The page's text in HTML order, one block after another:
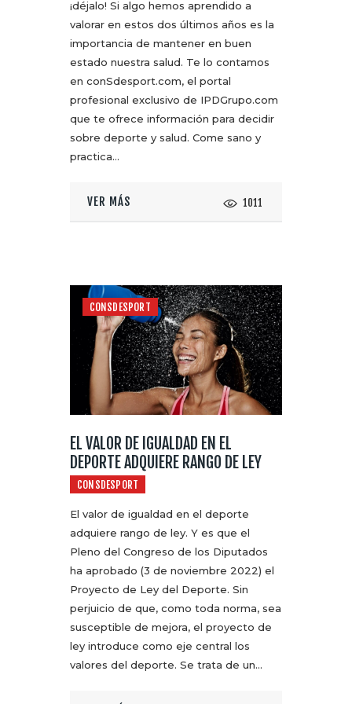
¡déjalo! Si algo hemos aprendido a
valorar en estos dos últimos años es la
importancia de mantener en buen
estado nuestra salud. Te lo contamos
en conSdesport.com, el portal
profesional exclusivo de IPDGrupo.com
que te ofrece información para decidir
sobre deporte y salud. Come sano y
practica…
VER MÁS 1011
CONSDESPORT
EL VALOR DE IGUALDAD EN EL
DEPORTE ADQUIERE RANGO DE LEY
CONSDESPORT
El valor de igualdad en el deporte
adquiere rango de ley. Y es que el
Pleno del Congreso de los Diputados
ha aprobado (3 de noviembre 2022) el
Proyecto de Ley del Deporte. Sin
perjuicio de que, como toda norma, sea
susceptible de mejora, el proyecto de
ley introduce como eje central los
valores del deporte. Se trata de un…